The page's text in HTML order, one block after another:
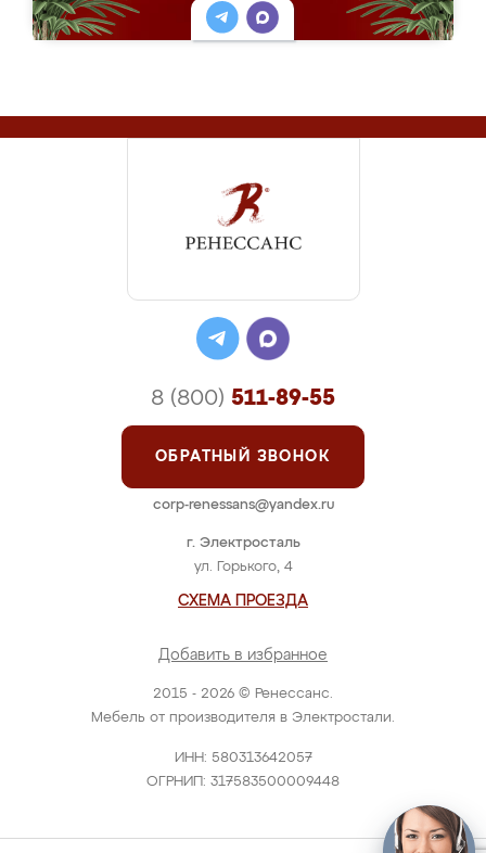
2015 - 2026 © Ренессанс.
Мебель от производителя в Электростали.
ИНН: 580313642057
ОГРНИП: 317583500009448
г. Электросталь
ул. Горького, 4
СХЕМА ПРОЕЗДА
Добавить в избранное
8 (800) 511-89-55
ОБРАТНЫЙ ЗВОНОК
corp-renessans@yandex.ru